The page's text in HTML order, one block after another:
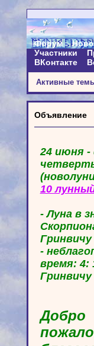
Форум
Участники
ВКонтакте
Активные
Объявление
24 июня -
10
- Луна в
Гринвичу
-
время: 4:
Гринвичу
Добро